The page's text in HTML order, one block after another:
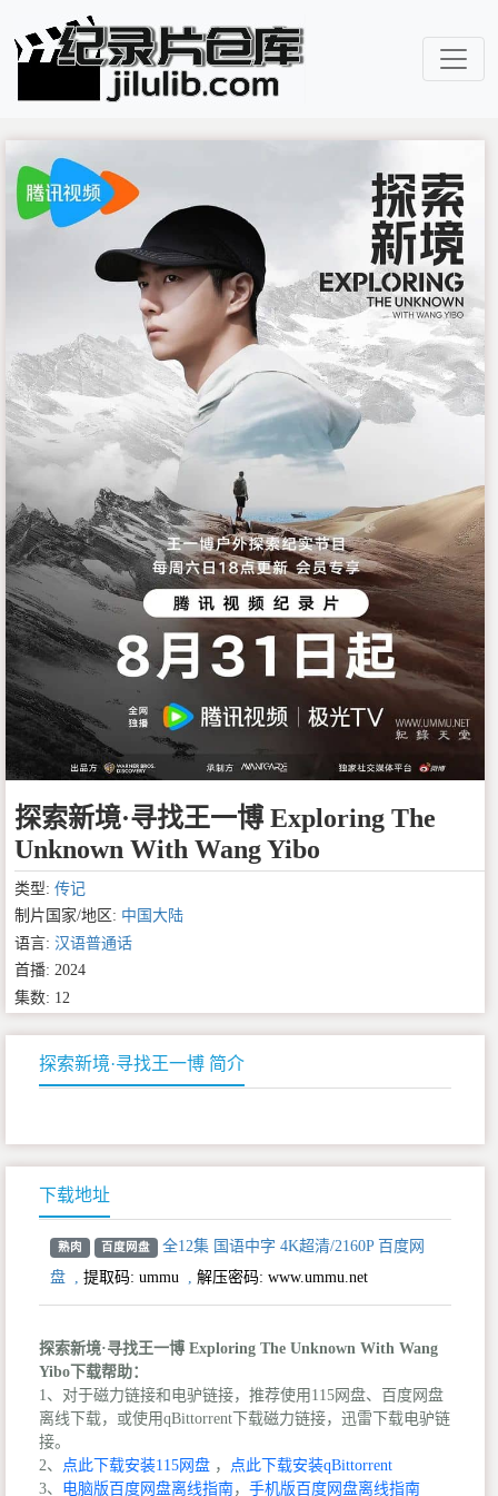
探索新境·寻找王一博 Exploring The
Unknown With Wang Yibo
类型: 传记
制片国家/地区: 中国大陆
语言: 汉语普通话
首播: 2024
集数: 12
探索新境·寻找王一博 简介
下载地址
熟肉 百度网盘
全12集 国语中字 4K超清/2160P 百度网
盘 , 提取码: ummu , 解压密码: www.ummu.net
探索新境·寻找王一博 Exploring The Unknown With Wang
Yibo下载帮助：
1、对于磁力链接和电驴链接，推荐使用115网盘、百度网盘
离线下载，或使用qBittorrent下载磁力链接，迅雷下载电驴链
接。
2、 点此下载安装115网盘 ， 点此下载安装qBittorrent
3、 电脑版百度网盘离线指南， 手机版百度网盘离线指南